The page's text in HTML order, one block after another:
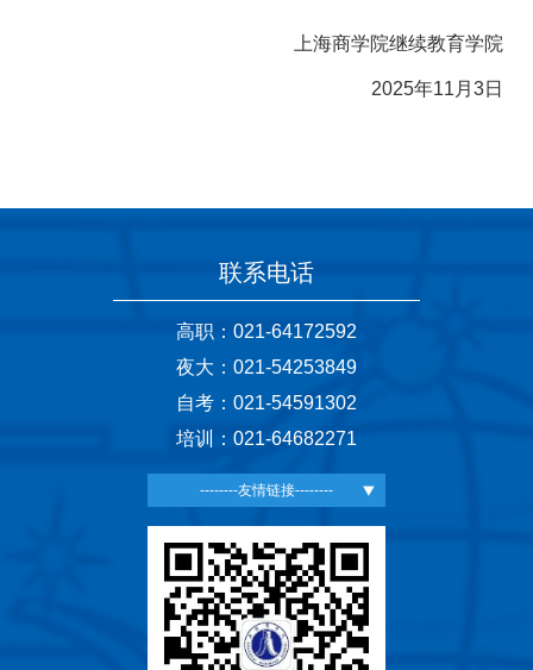
上海商学院继续教育学院
2025年11月3日
联系电话
高职：021-64172592
夜大：021-54253849
自考：021-54591302
培训：021-64682271
--------友情链接--------